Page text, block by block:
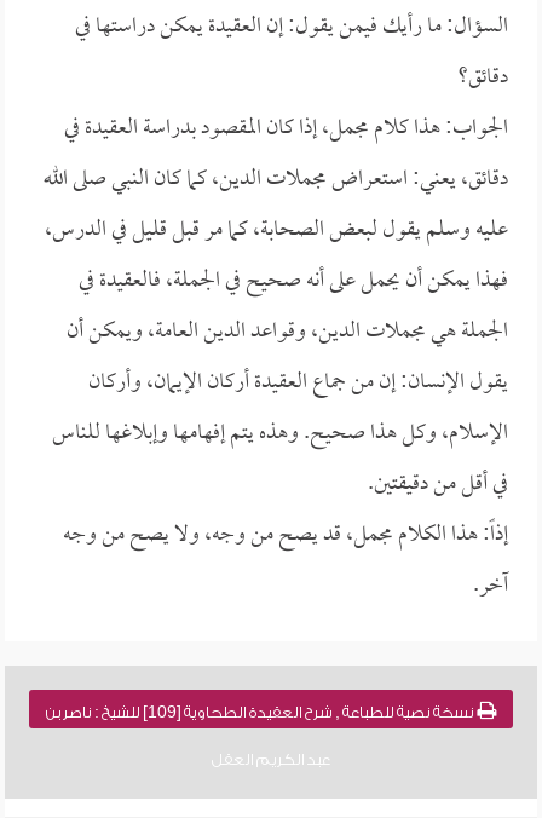
السؤال: ما رأيك فيمن يقول: إن العقيدة يمكن دراستها في
دقائق؟
الجواب: هذا كلام مجمل، إذا كان المقصود بدراسة العقيدة في
دقائق، يعني: استعراض مجملات الدين، كما كان النبي صلى الله
عليه وسلم يقول لبعض الصحابة، كما مر قبل قليل في الدرس،
فهذا يمكن أن يحمل على أنه صحيح في الجملة، فالعقيدة في
الجملة هي مجملات الدين، وقواعد الدين العامة، ويمكن أن
يقول الإنسان: إن من جماع العقيدة أركان الإيمان، وأركان
الإسلام، وكل هذا صحيح. وهذه يتم إفهامها وإبلاغها للناس
في أقل من دقيقتين.
إذاً: هذا الكلام مجمل، قد يصح من وجه، ولا يصح من وجه
آخر.
نسخة نصية للطباعة , شرح العقيدة الطحاوية [109] للشيخ : ناصر بن
عبد الكريم العقل